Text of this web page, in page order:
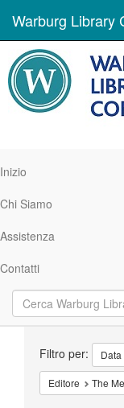
Warburg Library
Inizio
Chi Siamo
Assistenza
Contatti
Ricerca
Filtro per: Data
Editore The